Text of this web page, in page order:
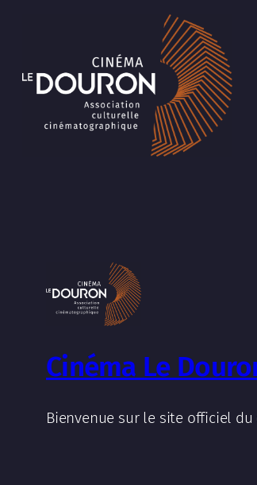
Cinéma Le
Bienvenue sur le site officiel du